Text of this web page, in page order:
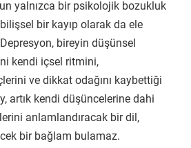
yalnızca bir psikolojik bozukluk
bir kayıp olarak da ele
bireyin düşünsel
kendi içsel ritmini,
ve dikkat odağını kaybettiği
artık kendi düşüncelerine dahi
anlamlandıracak bir dil,
bir bağlam bulamaz.